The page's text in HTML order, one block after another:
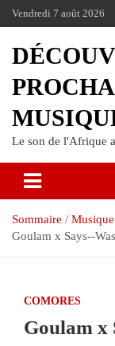
Vendredi 7 août 2026
Le son de l'Afrique
Sommaire
Goulam x Says--
COMORES
Goulam x